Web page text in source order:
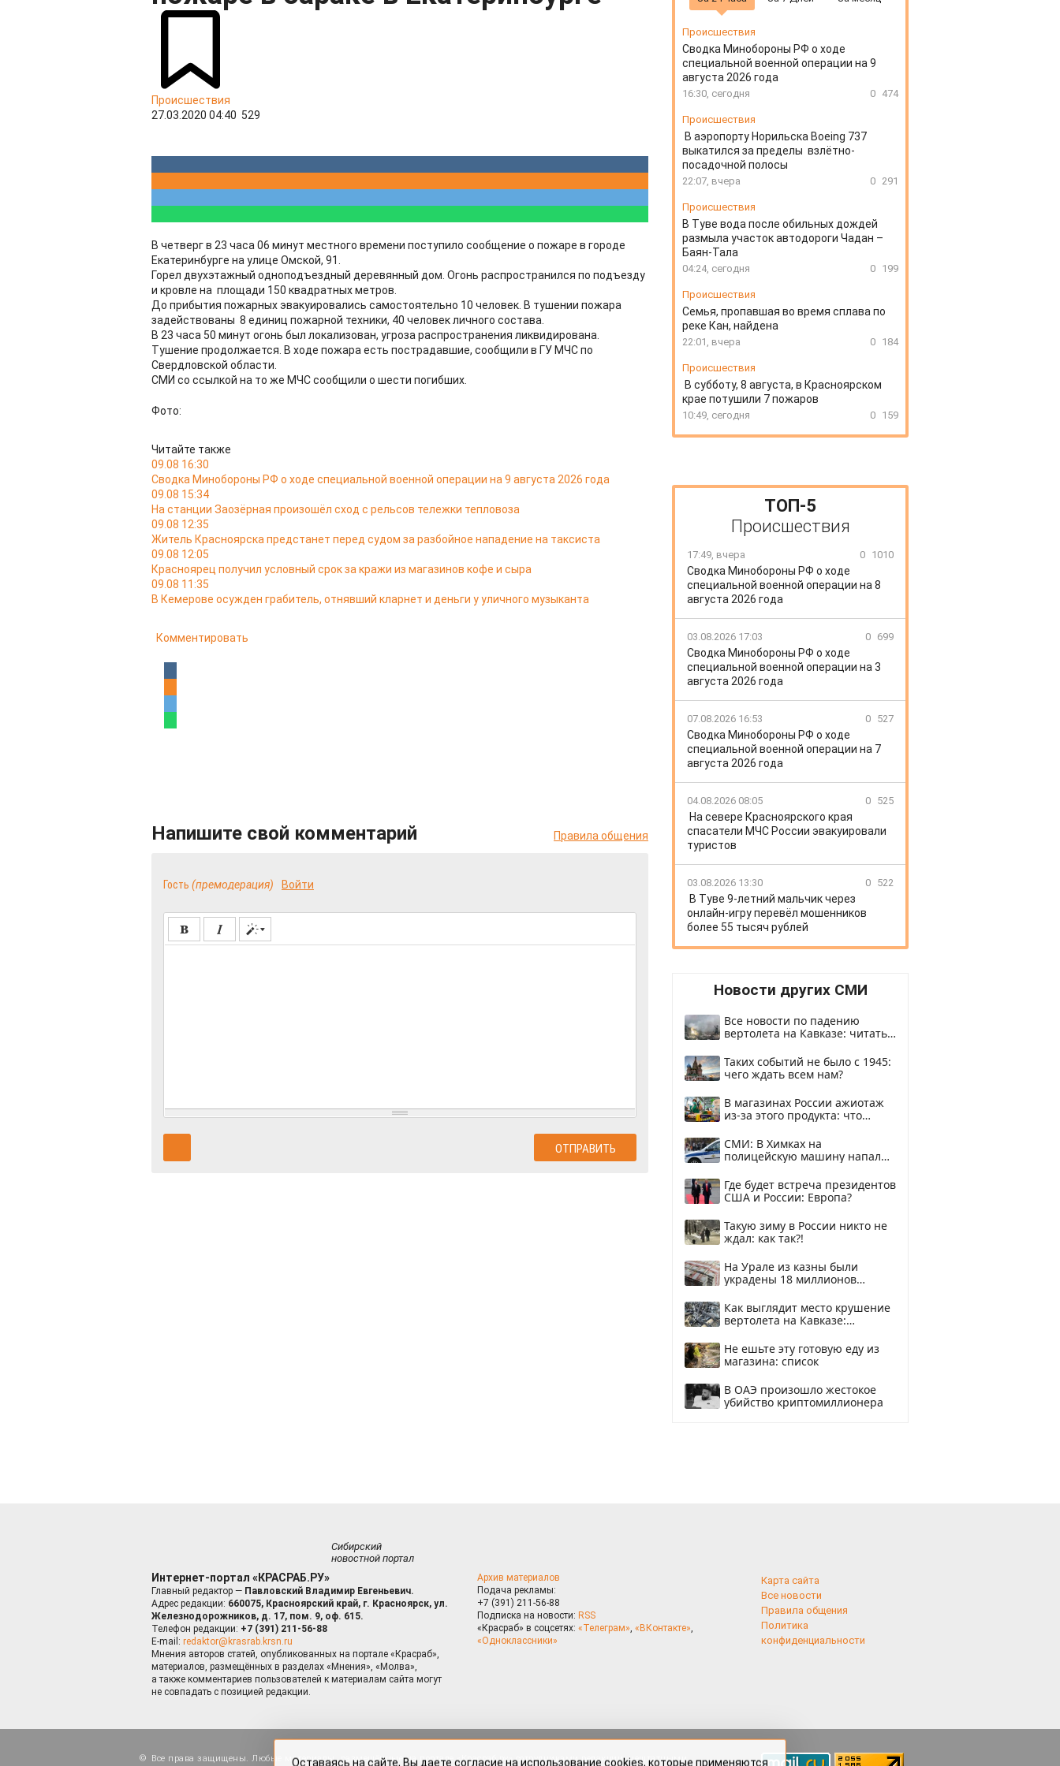
Происшествия
27.03.2020 04:40 529
В четверг в 23 часа 06 минут местного времени поступило сообщение о пожаре в городе
Екатеринбурге на улице Омской, 91.
Горел двухэтажный одноподъездный деревянный дом. Огонь распространился по подъезду
и кровле на площади 150 квадратных метров.
До прибытия пожарных эвакуировались самостоятельно 10 человек. В тушении пожара
задействованы 8 единиц пожарной техники, 40 человек личного состава.
В 23 часа 50 минут огонь был локализован, угроза распространения ликвидирована.
Тушение продолжается. В ходе пожара есть пострадавшие, сообщили в ГУ МЧС по
Свердловской области.
СМИ со ссылкой на то же МЧС сообщили о шести погибших.
Фото:
Читайте также
09.08 16:30
Сводка Минобороны РФ о ходе специальной военной операции на 9 августа 2026 года
09.08 15:34
На станции Заозёрная произошёл сход с рельсов тележки тепловоза
09.08 12:35
Житель Красноярска предстанет перед судом за разбойное нападение на таксиста
09.08 12:05
Красноярец получил условный срок за кражи из магазинов кофе и сыра
09.08 11:35
В Кемерове осужден грабитель, отнявший кларнет и деньги у уличного музыканта
Комментировать
Напишите свой комментарий Правила общения
Гость (премодерация) Войти
Происшествия
Сводка Минобороны РФ о ходе
специальной военной операции на 9
августа 2026 года
16:30, сегодня 0 474
Происшествия
В аэропорту Норильска Boeing 737
выкатился за пределы взлётно-
посадочной полосы
22:07, вчера 0 291
Происшествия
В Туве вода после обильных дождей
размыла участок автодороги Чадан –
Баян-Тала
04:24, сегодня 0 199
Происшествия
Семья, пропавшая во время сплава по
реке Кан, найдена
22:01, вчера 0 184
Происшествия
В субботу, 8 августа, в Красноярском
крае потушили 7 пожаров
10:49, сегодня 0 159
ТОП-5
Происшествия
17:49, вчера 0 1010
Сводка Минобороны РФ о ходе
специальной военной операции на 8
августа 2026 года
03.08.2026 17:03 0 699
Сводка Минобороны РФ о ходе
специальной военной операции на 3
августа 2026 года
07.08.2026 16:53 0 527
Сводка Минобороны РФ о ходе
специальной военной операции на 7
августа 2026 года
04.08.2026 08:05 0 525
На севере Красноярского края
спасатели МЧС России эвакуировали
туристов
03.08.2026 13:30 0 522
В Туве 9-летний мальчик через
онлайн-игру перевёл мошенников
более 55 тысяч рублей
Новости других СМИ
Все новости по падению
вертолета на Кавказе: читать
Таких событий не было с 1945:
чего ждать всем нам?
В магазинах России ажиотаж
из-за этого продукта: что
СМИ: В Химках на
полицейскую машину напали
Где будет встреча президентов
США и России: Европа?
Такую зиму в России никто не
ждал: как так?!
На Урале из казны были
украдены 18 миллионов
Как выглядит место крушение
вертолета на Кавказе:
Не ешьте эту готовую еду из
магазина: список
В ОАЭ произошло жестокое
убийство криптомиллионера
Сибирский
новостной портал
Интернет-портал «КРАСРАБ.РУ»
Главный редактор — Павловский Владимир Евгеньевич.
Адрес редакции: 660075, Красноярский край, г. Красноярск, ул.
Железнодорожников, д. 17, пом. 9, оф. 615.
Телефон редакции: +7 (391) 211-56-88
E-mail: redaktor@krasrab.krsn.ru
Мнения авторов статей, опубликованных на портале «Красраб»,
материалов, размещённых в разделах «Мнения», «Молва»,
а также комментариев пользователей к материалам сайта могут
не совпадать с позицией редакции.
Архив материалов
Подача рекламы:
+7 (391) 211-56-88
Подписка на новости: RSS
«Красраб» в соцсетях: «Телеграм», «ВКонтакте»,
«Одноклассники»
Карта сайта
Все новости
Правила общения
Политика
конфиденциальности
Все права защищены. Любые материалы, размещённые на портале «Красраб.ру» сотрудниками редакции, нештатными
Оставаясь на сайте, Вы даете согласие на использование cookies, которые применяются
можно через настройки Вашего браузера.